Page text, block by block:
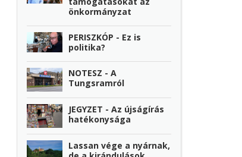
önkormányzat
PERISZKÓP - Ez is
politika?
NOTESZ - A
Tungsramról
JEGYZET - Az újságírás
hatékonysága
Lassan vége a nyárnak,